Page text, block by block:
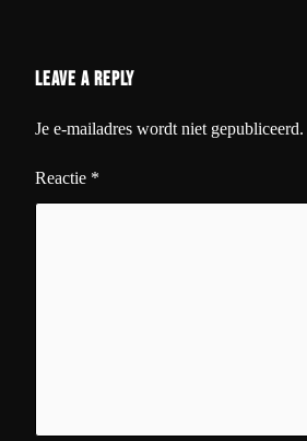
Leave a Reply
Je e-mailadres wordt niet gepubliceerd.
Reactie *